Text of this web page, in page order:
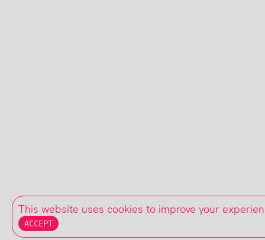
This website uses cookies to improve your
ACCEPT